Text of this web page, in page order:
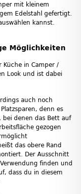
mit kleinem
Edelstahl gefertigt.
kannst.
Möglichkeiten
Küche in Camper /
Look und ist dabei
auch noch
denn es
bei denen das Bett auf
gezogen
das obere Rand
Der Ausschnitt
finden und
dass du in diesem